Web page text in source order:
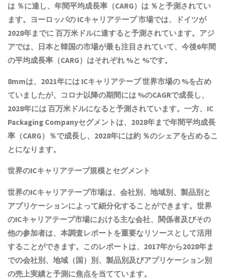
は ％に達し、年間平均成長率（CARG）は ％と予測されてい
ます。ヨーロッパの ICキャリアテープ 市場では、ドイツが
2028年までに 百万米ドルに達すると予測されています。アジ
アでは、日本と韓国の市場が最も注目されていて、今後6年間
の平均成長率（CARG）はそれぞれ %と %です。
8mmは、2021年には ICキャリアテープ 世界市場の %を占め
ていましたが、コロナ以降の期間には %のCAGRで成長し、
2028年には 百万米ドルになると予測されています。一方、IC
Packaging Companyセグメントは、2028年まで年間平均成長
率（CARG）％で成長し、2028年には約 ％のシェアを占めるこ
とになります。
世界のICキャリアテープ規模とセグメント
世界のICキャリアテープ市場は、会社別、地域別、製品別と
アプリケーションによって細分化することができます。世界
のICキャリアテープ市場における主な会社、関係者及びその
他の参加者は、本調査レポートを重要なリソースとして活用
することができます。このレポートは、2017年から2028年ま
での会社別、地域（国）別、製品別及びアプリケーション別
の売上実績と予測に焦点を当てています。